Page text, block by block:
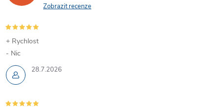
Zobrazit recenze
28.7.2026
+ Rychlost
- Nic